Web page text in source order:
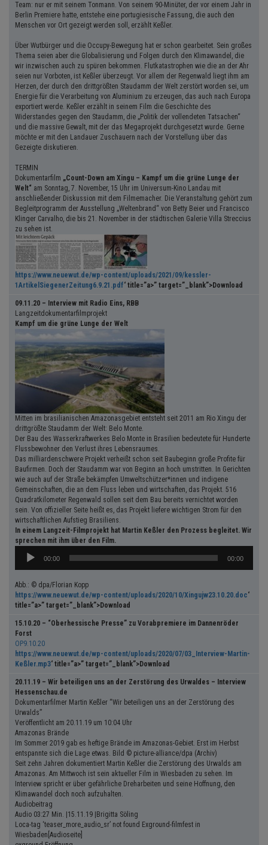
Team: nur er mit seinem Tonmann. Von seinem 90-Minüter, der vor einem Jahr in
Berlin Premiere hatte, entstehe eine portugiesische Fassung, die auch den
Menschen vor Ort gezeigt werden soll, erzählt Keßler.
Über Wutbürger und die Occupy-Bewegung hat er schon gearbeitet. Sein großes
Thema seien aber die Globalisierung und Folgen durch den Klimawandel, die
wir inzwischen auch zu spüren bekommen. Flutkatastrophen wie die an der Ahr
seien nur Vorboten, ist Keßler überzeugt. Vor allem der Regenwald liegt ihm am
Herzen, der durch den drittgrößten Staudamm der Welt zerstört worden sei, um
Energie für die Verarbeitung von Aluminium zu erzeugen, das auch nach Europa
exportiert werde. Keßler erzählt in seinem Film die Geschichte des
Widerstandes gegen den Staudamm, die „Politik der vollendeten Tatsachen“
und die massive Gewalt, mit der das Megaprojekt durchgesetzt wurde. Gerne
möchte er mit den Landauer Zuschauern nach der Vorstellung über das
Gezeigte diskutieren.
TERMIN
Dokumentarfilm „Count-Down am Xingu – Kampf um die grüne Lunge der
Welt“ am Sonntag, 7. November, 15 Uhr im Universum-Kino Landau mit
anschließender Diskussion mit dem Filmemacher. Die Veranstaltung gehört zum
Begleitprogramm der Ausstellung „Weltenbrand“ von Betty Beier und Francisco
Klinger Carvalho, die bis 21. November in der städtischen Galerie Villa Streccius
zu sehen ist.
https://www.neuewut.de/wp-content/uploads/2021/09/kessler-
1ArtikelSiegenerZeitung6.9.21.pdf‘ title=”a>” target=”_blank”>Download
09.11.20 – Interview mit Radio Eins, RBB
Langzeitdokumentarfilmprojekt
Kampf um die grüne Lunge der Welt
Mitten im brasilianischen Amazonasgebiet entsteht seit 2011 am Rio Xingu der
drittgrößte Staudamm der Welt: Belo Monte.
Der Bau des Wasserkraftwerkes Belo Monte in Brasilien bedeutete für Hunderte
Flussbewohner den Verlust ihres Lebensraumes.
Das milliardenschwere Projekt verheißt schon seit Baubeginn große Profite für
Baufirmen. Doch der Staudamm war von Beginn an hoch umstritten. In Gerichten
wie auch auf der Straße bekämpfen Umweltschützer*innen und indigene
Gemeinschaften, die an dem Fluss leben und wirtschaften, das Projekt. 516
Quadratkilometer Regenwald sollen seit dem Bau bereits vernichtet worden
sein. Von offizieller Seite heißt es, das Projekt liefere wichtigen Strom für den
wirtschaftlichen Aufstieg Brasiliens.
In einem Langzeit-Filmprojekt hat Martin Keßler den Prozess begleitet. Wir
sprechen mit ihm über den Film.
Player
00:00 00:00
Abb.: © dpa/Florian Kopp
https://www.neuewut.de/wp-content/uploads/2020/10/Xingujw23.10.20.doc‘
title=”a>” target=”_blank”>Download
15.10.20 – “Oberhessische Presse” zu Vorabpremiere im Dannenröder
Forst
OP9.10.20
https://www.neuewut.de/wp-content/uploads/2020/07/03_Interview-Martin-
Keßler.mp3‘ title=”a>” target=”_blank”>Download
20.11.19 – Wir beteiligen uns an der Zerstörung des Urwaldes – Interview
Hessenschau.de
Dokumentarfilmer Martin Keßler “Wir beteiligen uns an der Zerstörung des
Urwalds”
Veröffentlicht am 20.11.19 um 10:04 Uhr
Amazonas Brände
Im Sommer 2019 gab es heftige Brände im Amazonas-Gebiet. Erst im Herbst
entspannte sich die Lage etwas. Bild © picture-alliance/dpa (Archiv)
Seit zehn Jahren dokumentiert Martin Keßler die Zerstörung des Urwalds am
Amazonas. Am Mittwoch ist sein aktueller Film in Wiesbaden zu sehen. Im
Interview spricht er über gefährliche Dreharbeiten und seine Hoffnung, den
Klimawandel doch noch aufzuhalten.
Audiobeitrag
Audio 03:27 Min. |15.11.19 |Brigitta Söling
Loca-tag ‘teaser_more_audio_sr’ not found Exground-filmfest in
Wiesbaden[Audioseite]